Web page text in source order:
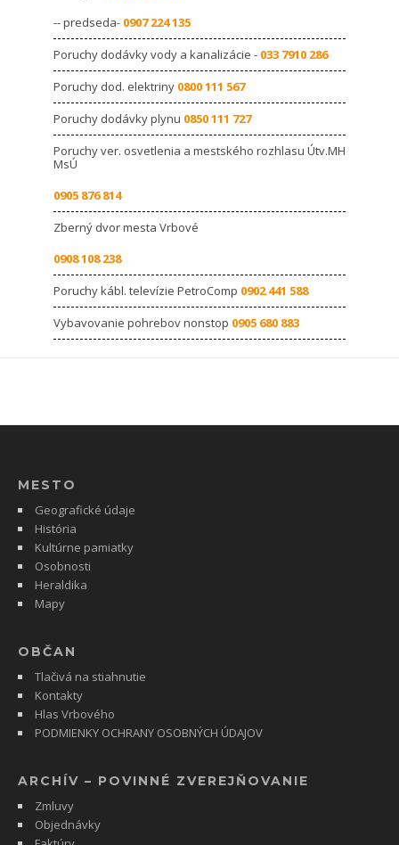
-- predseda- 0907 224 135
Poruchy dodávky vody a kanalizácie - 033 7910 286
Poruchy dod. elektriny 0800 111 567
Poruchy dodávky plynu 0850 111 727
Poruchy ver. osvetlenia a mestského rozhlasu Útv.MH
MsÚ
0905 876 814
Zberný dvor mesta Vrbové
0908 108 238
Poruchy kábl. televízie PetroComp 0902 441 588
Vybavovanie pohrebov nonstop 0905 680 883
MESTO
Geografické údaje
História
Kultúrne pamiatky
Osobnosti
Heraldika
Mapy
OBČAN
Tlačivá na stiahnutie
Kontakty
Hlas Vrbového
PODMIENKY OCHRANY OSOBNÝCH ÚDAJOV
ARCHÍV – POVINNÉ ZVEREJŇOVANIE
Zmluvy
Objednávky